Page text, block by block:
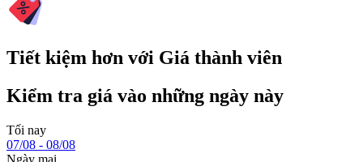
Tiết kiệm hơn với Giá thành viên
Kiểm tra giá vào những ngày này
Tối nay
07/08 - 08/08